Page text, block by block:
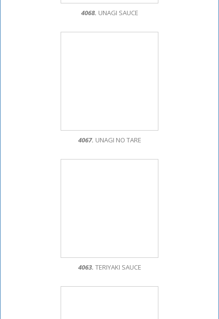
4068. UNAGI SAUCE
4067. UNAGI NO TARE
4063. TERIYAKI SAUCE